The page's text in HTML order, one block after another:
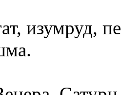
изумруд,